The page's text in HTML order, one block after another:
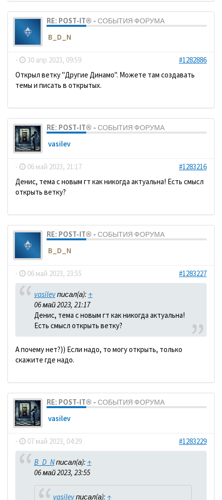
RE: POST-IT® - СОБЫТИЯ ФОРУМА
B_D_N
- 30 апр 2023, 09:59
#1282886
Открыл ветку "Другие Динамо". Можете там создавать
темы и писать в открытых.
RE: POST-IT® - СОБЫТИЯ ФОРУМА
vasilev
- 06 май 2023, 21:17
#1283216
Денис, тема с новым гт как никогда актуальна! Есть смысл
открыть ветку?
RE: POST-IT® - СОБЫТИЯ ФОРУМА
B_D_N
- 06 май 2023, 23:55 #1283227
vasilevписал(а): ↑
06 май 2023, 21:17
Денис, тема с новым гт как никогда актуальна!
Есть смысл открыть ветку?
А почему нет?)) Если надо, то могу открыть, только
скажите где надо.
RE: POST-IT® - СОБЫТИЯ ФОРУМА
vasilev
- 07 май 2023, 04:29 #1283229
B_D_Nписал(а): ↑
06 май 2023, 23:55
vasilevписал(а): ↑